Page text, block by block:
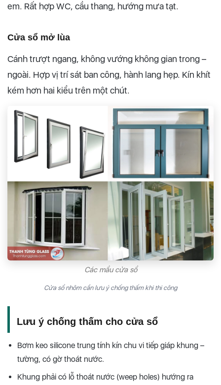
em. Rất hợp WC, cầu thang, hướng mưa tạt.
Cửa sổ mở lùa
Cánh trượt ngang, không vướng không gian trong –
ngoài. Hợp vị trí sát ban công, hành lang hẹp. Kín khít
kém hơn hai kiểu trên một chút.
Các mẩu cửa sổ
Cửa sổ nhôm cần lưu ý chống thấm khi thi công
Lưu ý chống thấm cho cửa sổ
Bơm keo silicone trung tính kín chu vi tiếp giáp khung –
tường, có gờ thoát nước.
Khung phải có lỗ thoát nước (weep holes) hướng ra